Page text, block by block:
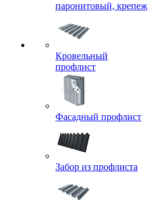
паронитовый, крепеж
Кровельный
профлист
Фасадный профлист
Забор из профлиста